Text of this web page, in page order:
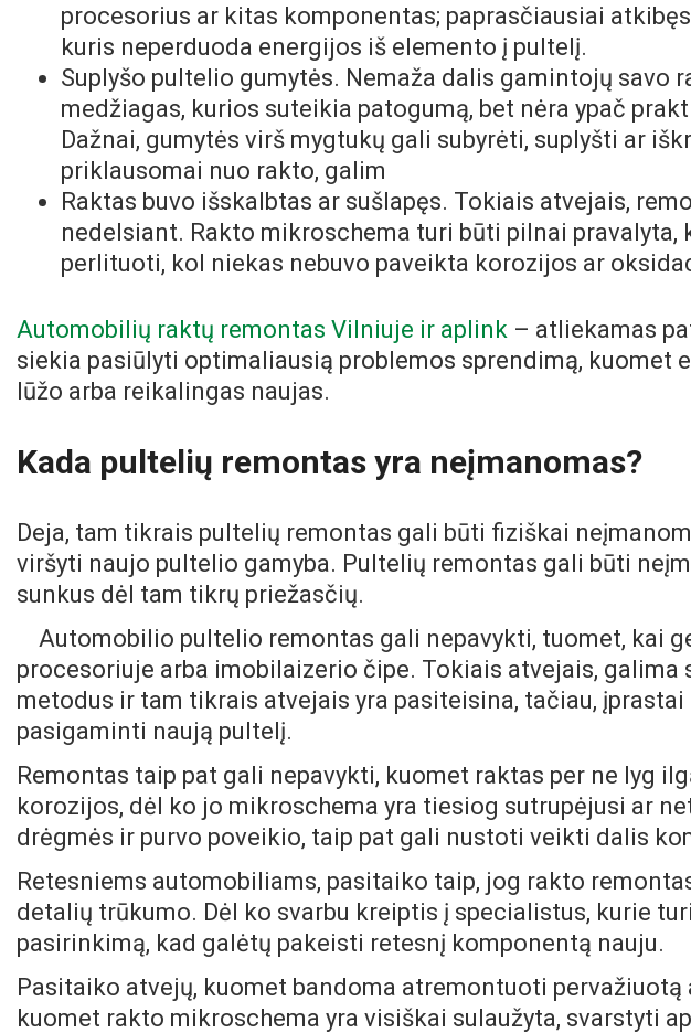
procesorius ar kitas komponentas; paprasčiausiai
kuris neperduoda energijos iš elemento į pultelį.
Suplyšo pultelio gumytės. Nemaža dalis gamintojų savo
medžiagas, kurios suteikia patogumą, bet nėra ypač
Dažnai, gumytės virš mygtukų gali subyrėti, suplyšti ar
priklausomai nuo rakto, galim
Raktas buvo išskalbtas ar sušlapęs. Tokiais atvejais,
nedelsiant. Rakto mikroschema turi būti pilnai pravalyta,
perlituoti, kol niekas nebuvo paveikta korozijos ar
Automobilių raktų remontas Vilniuje ir aplink – atliekamas
siekia pasiūlyti optimaliausią problemos sprendimą, kuomet
lūžo arba reikalingas naujas.
Kada pultelių remontas yra neįmanomas?
Deja, tam tikrais pultelių remontas gali būti fiziškai
viršyti naujo pultelio gamyba. Pultelių remontas gali būti
sunkus dėl tam tikrų priežasčių.
Automobilio pultelio remontas gali nepavykti, tuomet, kai
procesoriuje arba imobilaizerio čipe. Tokiais atvejais,
metodus ir tam tikrais atvejais yra pasiteisina, tačiau,
pasigaminti naują pultelį.
Remontas taip pat gali nepavykti, kuomet raktas per ne lyg
korozijos, dėl ko jo mikroschema yra tiesiog sutrupėjusi ar
drėgmės ir purvo poveikio, taip pat gali nustoti veikti dalis
Retesniems automobiliams, pasitaiko taip, jog rakto
detalių trūkumo. Dėl ko svarbu kreiptis į specialistus, kurie
pasirinkimą, kad galėtų pakeisti retesnį komponentą nauju.
Pasitaiko atvejų, kuomet bandoma atremontuoti pervažiuotą
kuomet rakto mikroschema yra visiškai sulaužyta, svarstyti